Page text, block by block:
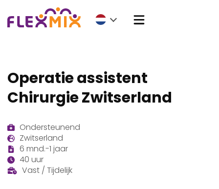
Operatie assistent
Chirurgie Zwitserland
Ondersteunend
Zwitserland
6 mnd.-1 jaar
40 uur
Vast / Tijdelijk